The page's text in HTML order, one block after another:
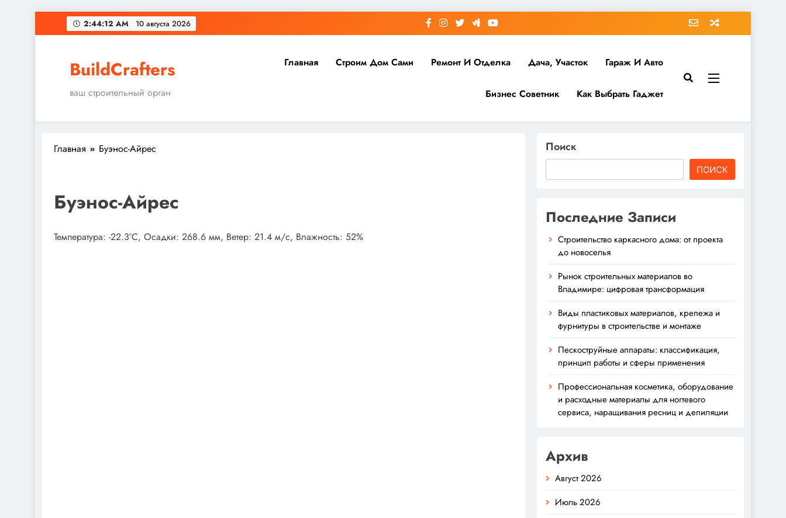
Перейти
к
2:44:13 AM 10 августа 2026
BuildCrafters
ваш строительный орган
Главная Строим Дом Сами Ремонт И Отделка Дача, Участок Гараж И Авто
Бизнес Советник Как Выбрать Гаджет
Главная Буэнос-Айрес
Буэнос-Айрес
Температура: -22.3°C, Осадки: 268.6 мм, Ветер: 21.4 м/с, Влажность: 52%
Поиск
ПОИСК
Последние Записи
Строительство каркасного дома: от проекта
до новоселья
Рынок строительных материалов во
Владимире: цифровая трансформация
Виды пластиковых материалов, крепежа и
фурнитуры в строительстве и монтаже
Пескоструйные аппараты: классификация,
принцип работы и сферы применения
Профессиональная косметика, оборудование
и расходные материалы для ногтевого
сервиса, наращивания ресниц и депиляции
Архив
Август 2026
Июль 2026